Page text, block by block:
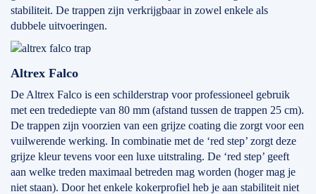
stabiliteit. De trappen zijn verkrijgbaar in zowel enkele als
dubbele uitvoeringen.
Altrex Falco
De Altrex Falco is een schilderstrap voor professioneel gebruik
met een tredediepte van 80 mm (afstand tussen de trappen 25 cm).
De trappen zijn voorzien van een grijze coating die zorgt voor een
vuilwerende werking. In combinatie met de ‘red step’ zorgt deze
grijze kleur tevens voor een luxe uitstraling. De ‘red step’ geeft
aan welke treden maximaal betreden mag worden (hoger mag je
niet staan). Door het enkele kokerprofiel heb je aan stabiliteit niet